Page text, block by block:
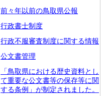
前々年以前の鳥取県公報
行政書士制度
行政不服審査制度に関する情報
公文書管理
「鳥取県における歴史資料とし
て重要な公文書等の保存等に関
する条例」が制定されました。